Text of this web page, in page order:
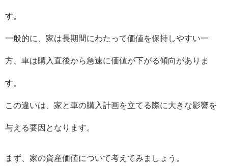
す。
一般的に、家は長期間にわたって価値を保持しやすい一
方、車は購入直後から急速に価値が下がる傾向がありま
す。
この違いは、家と車の購入計画を立てる際に大きな影響を
与える要因となります。
まず、家の資産価値について考えてみましょう。